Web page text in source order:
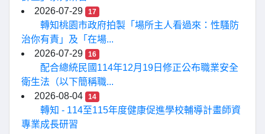
2026-07-29
17
轉知桃園市政府拍製「場所主人看過來：性騷防
治你有責」及「在場...
2026-07-29
16
配合總統民國114年12月19日修正公布職業安全
衛生法（以下簡稱職...
2026-08-04
14
轉知 - 114至115年度健康促進學校輔導計畫師資
專業成長研習